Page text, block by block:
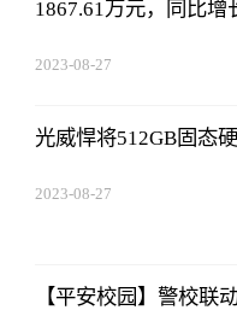
1867.61万元，同比增
2023-08-27
光威悍将512GB固态
2023-08-27
【平安校园】警校联